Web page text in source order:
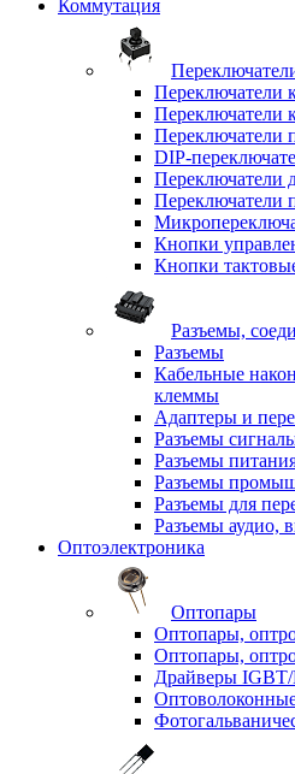
Коммутация
Переключатели
Переключатели
Переключатели
DIP-
Переключатели
Переключатели
Кнопки
Кнопки
Разъемы,
Разъемы
Кабельные
клеммы
Адаптеры и
Разъемы
Разъемы
Разъемы
Разъемы для
Разъемы аудио,
Оптоэлектроника
Оптопары
Оптопары,
Оптопары,
Драйверы